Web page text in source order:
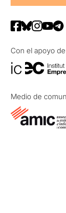
Con el apoyo de
Medio de